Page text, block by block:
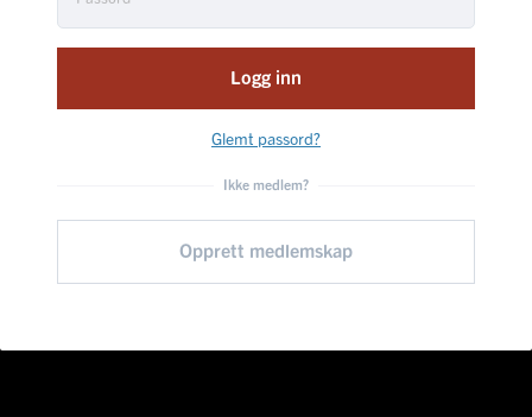
Logg inn
Glemt passord?
Ikke medlem?
Opprett medlemskap